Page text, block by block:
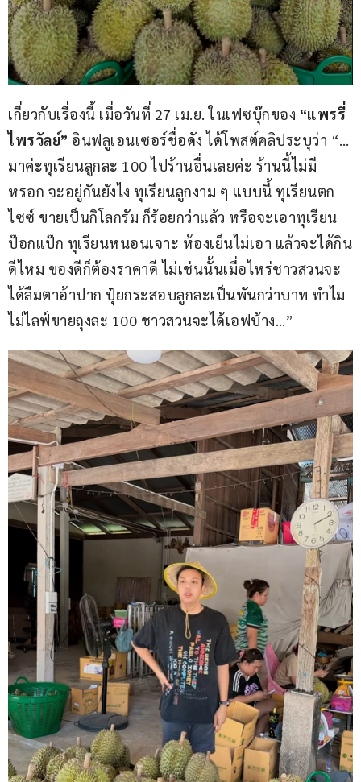
เกี่ยวกับเรื่องนี้ เมื่อวันที่ 27 เม.ย. ในเฟซบุ๊กของ “แพรรี่
ไพรวัลย์” อินฟลูเอนเซอร์ชื่อดัง ได้โพสต์คลิประบุว่า “…
มาค่ะทุเรียนลูกละ 100 ไปร้านอื่นเลยค่ะ ร้านนี้ไม่มี
หรอก จะอยู่กันยังไง ทุเรียนลูกงาม ๆ แบบนี้ ทุเรียนตก
ไซซ์ ขายเป็นกิโลกรัม ก็ร้อยกว่าแล้ว หรือจะเอาทุเรียน
ป๊อกแป๊ก ทุเรียนหนอนเจาะ ห้องเย็นไม่เอา แล้วจะได้กิน
ดีไหม ของดีก็ต้องราคาดี ไม่เช่นนั้นเมื่อไหร่ชาวสวนจะ
ได้ลืมตาอ้าปาก ปุ๋ยกระสอบลูกละเป็นพันกว่าบาท ทำไม
ไม่ไลฟ์ขายถุงละ 100 ชาวสวนจะได้เอฟบ้าง…”